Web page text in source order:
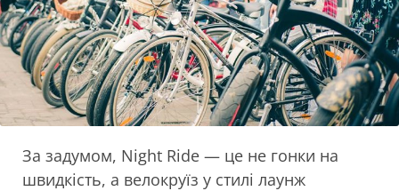
За задумом, Night Ride — це не гонки на
швидкість, а велокруїз у стилі лаунж